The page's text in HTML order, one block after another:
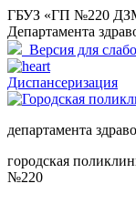
ГБУЗ «ГП №220
Департамента
Версия для
Диспансеризация
департамента
городская
№220